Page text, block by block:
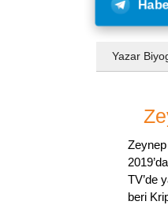
Yazar
Zeynep
TV’de
beri